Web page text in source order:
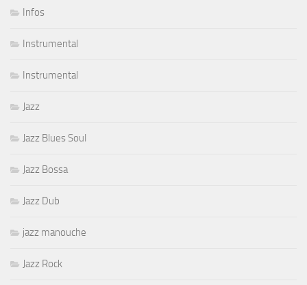
Infos
Instrumental
Instrumental
Jazz
Jazz Blues Soul
Jazz Bossa
Jazz Dub
jazz manouche
Jazz Rock